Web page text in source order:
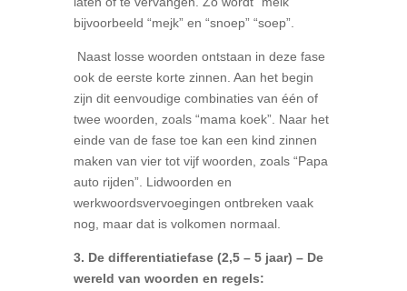
bijvoorbeeld “mejk” en “snoep” “soep”.
Naast losse woorden ontstaan in deze fase
ook de eerste korte zinnen. Aan het begin
zijn dit eenvoudige combinaties van één of
twee woorden, zoals “mama koek”. Naar het
einde van de fase toe kan een kind zinnen
maken van vier tot vijf woorden, zoals “Papa
auto rijden”. Lidwoorden en
werkwoordsvervoegingen ontbreken vaak
nog, maar dat is volkomen normaal.
3. De differentiatiefase (2,5 – 5 jaar) – De
wereld van woorden en regels: